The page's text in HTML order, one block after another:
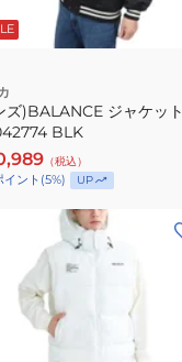
ズ)BALANCE ジャケット
BLK
（税込）
イント (5%) UP
ラ
ッ
ク